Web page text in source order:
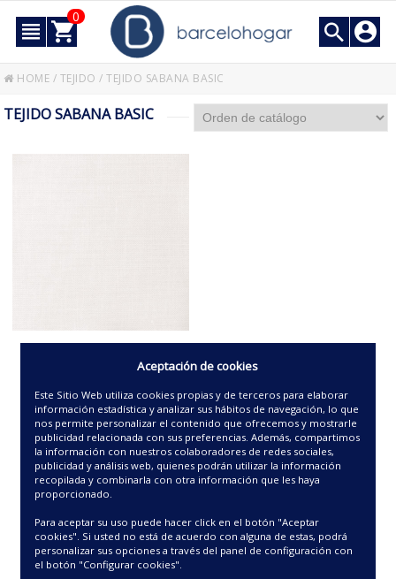
0
HOME / TEJIDO /TEJIDO SABANA BASIC
TEJIDO SABANA BASIC
BASIC BASIC
11.25€
Aceptación de cookies
Este Sitio Web utiliza cookies propias y de terceros para elaborar
información estadística y analizar sus hábitos de navegación, lo que
nos permite personalizar el contenido que ofrecemos y mostrarle
publicidad relacionada con sus preferencias. Además, compartimos
la información con nuestros colaboradores de redes sociales,
publicidad y análisis web, quienes podrán utilizar la información
recopilada y combinarla con otra información que les haya
proporcionado.
Para aceptar su uso puede hacer click en el botón "Aceptar
cookies". Si usted no está de acuerdo con alguna de estas, podrá
personalizar sus opciones a través del panel de configuración con
el botón "Configurar cookies".